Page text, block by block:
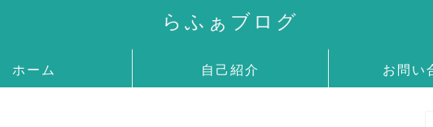
らふぁブログ
ホーム 自己紹介 お問い